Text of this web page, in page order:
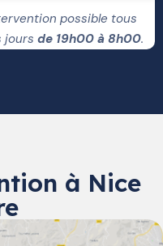
possible tous
joursde 19h00 à 8h00.
à Nice